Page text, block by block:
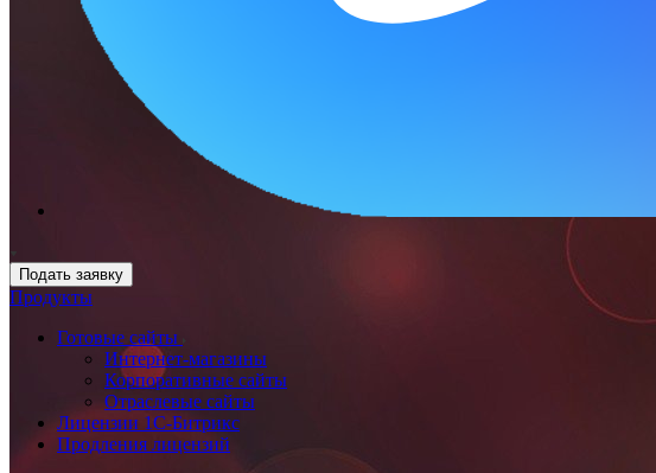
Подать заявку
Продукты
Готовые сайты
Интернет-магазины
Корпоративные сайты
Отраслевые сайты
Лицензии 1С-Битрикс
Продления лицензий